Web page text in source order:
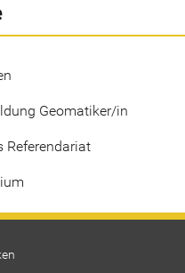
Geomatiker/in
Referendariat